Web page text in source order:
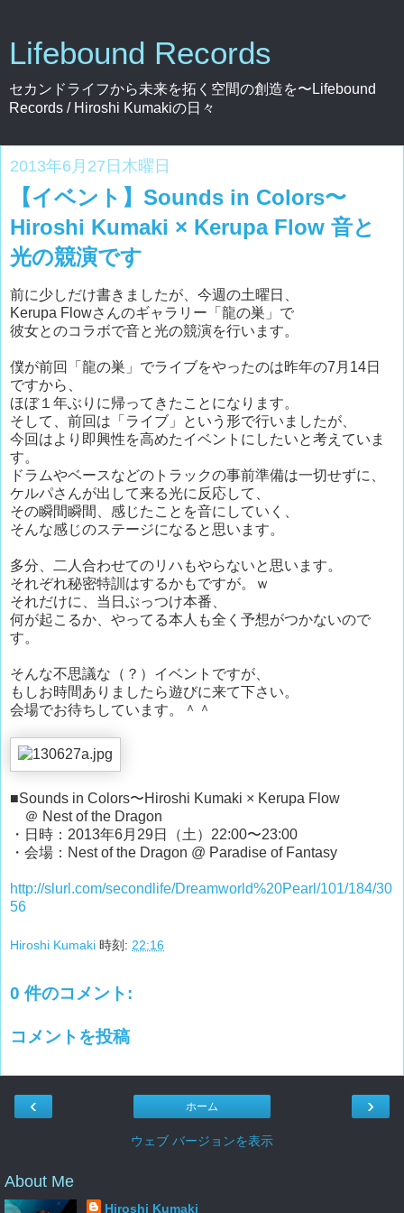
Lifebound Records
セカンドライフから未来を拓く空間の創造を〜Lifebound
Records / Hiroshi Kumakiの日々
2013年6月27日木曜日
【イベント】Sounds in Colors〜
Hiroshi Kumaki × Kerupa Flow 音と
光の競演です
前に少しだけ書きましたが、今週の土曜日、
Kerupa Flowさんのギャラリー「龍の巣」で
彼女とのコラボで音と光の競演を行います。
僕が前回「龍の巣」でライブをやったのは昨年の7月14日
ですから、
ほぼ１年ぶりに帰ってきたことになります。
そして、前回は「ライブ」という形で行いましたが、
今回はより即興性を高めたイベントにしたいと考えていま
す。
ドラムやベースなどのトラックの事前準備は一切せずに、
ケルパさんが出して来る光に反応して、
その瞬間瞬間、感じたことを音にしていく、
そんな感じのステージになると思います。
多分、二人合わせてのリハもやらないと思います。
それぞれ秘密特訓はするかもですが。ｗ
それだけに、当日ぶっつけ本番、
何が起こるか、やってる本人も全く予想がつかないので
す。
そんな不思議な（？）イベントですが、
もしお時間ありましたら遊びに来て下さい。
会場でお待ちしています。＾＾
■Sounds in Colors〜Hiroshi Kumaki × Kerupa Flow
＠ Nest of the Dragon
・日時：2013年6月29日（土）22:00〜23:00
・会場：Nest of the Dragon @ Paradise of Fantasy
http://slurl.com/secondlife/Dreamworld%20Pearl/101/184/30
56
Hiroshi Kumaki 時刻: 22:16
0 件のコメント:
コメントを投稿
‹ ›
ホーム
ウェブ バージョンを表示
About Me
Hiroshi Kumaki